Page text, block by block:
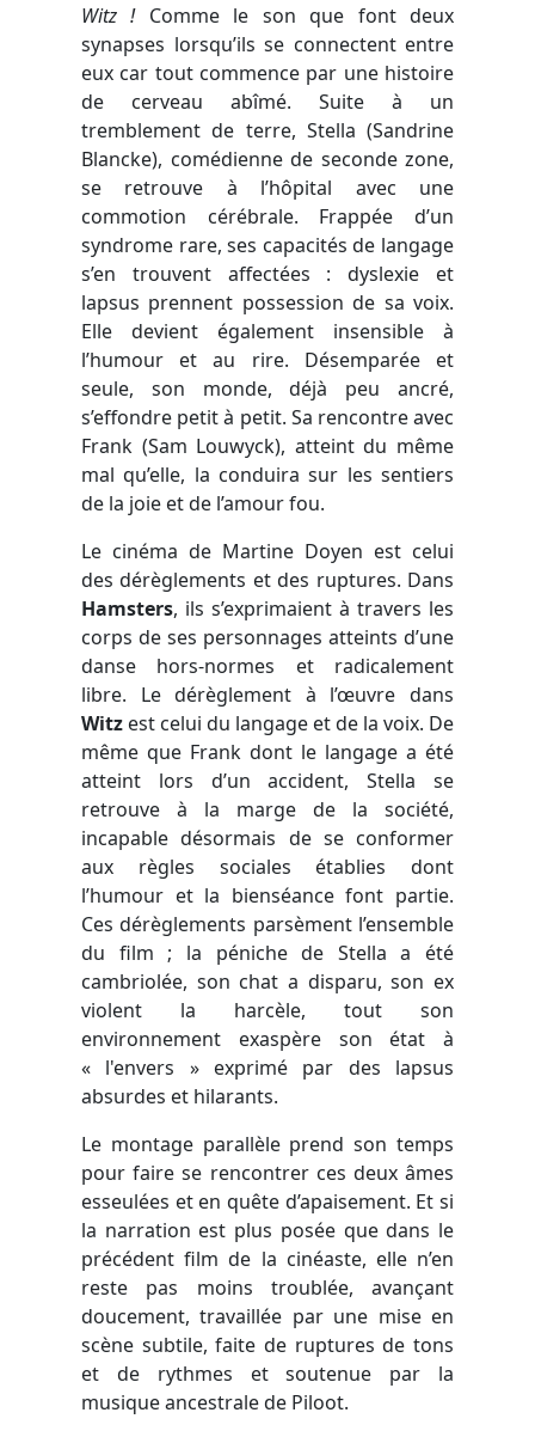
Witz !Comme le son que font deux
synapses lorsqu’ils se connectent entre
eux car tout commence par une histoire
de cerveau abîmé. Suite à un
tremblement de terre, Stella (Sandrine
Blancke), comédienne de seconde zone,
se retrouve à l’hôpital avec une
commotion cérébrale. Frappée d’un
syndrome rare, ses capacités de langage
s’en trouvent affectées : dyslexie et
lapsus prennent possession de sa voix.
Elle devient également insensible à
l’humour et au rire. Désemparée et
seule, son monde, déjà peu ancré,
s’effondre petit à petit. Sa rencontre avec
Frank (Sam Louwyck), atteint du même
mal qu’elle, la conduira sur les sentiers
de la joie et de l’amour fou.
Le cinéma de Martine Doyen est celui
des dérèglements et des ruptures. Dans
Hamsters, ils s’exprimaient à travers les
corps de ses personnages atteints d’une
danse hors-normes et radicalement
libre. Le dérèglement à l’œuvre dans
Witz est celui du langage et de la voix. De
même que Frank dont le langage a été
atteint lors d’un accident, Stella se
retrouve à la marge de la société,
incapable désormais de se conformer
aux règles sociales établies dont
l’humour et la bienséance font partie.
Ces dérèglements parsèment l’ensemble
du film ; la péniche de Stella a été
cambriolée, son chat a disparu, son ex
violent la harcèle, tout son
environnement exaspère son état à
« l'envers » exprimé par des lapsus
absurdes et hilarants.
Le montage parallèle prend son temps
pour faire se rencontrer ces deux âmes
esseulées et en quête d’apaisement. Et si
la narration est plus posée que dans le
précédent film de la cinéaste, elle n’en
reste pas moins troublée, avançant
doucement, travaillée par une mise en
scène subtile, faite de ruptures de tons
et de rythmes et soutenue par la
musique ancestrale de Piloot.